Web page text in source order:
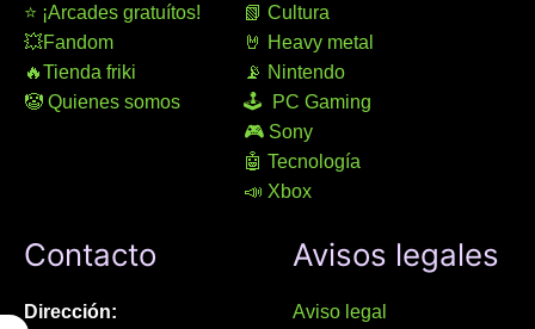
⭐ ¡Arcades gratuítos!
💥Fandom
🔥Tienda friki
🤡 Quienes somos
📗 Cultura
🤘 Heavy metal
📡 Nintendo
🕹 PC Gaming
🎮 Sony
🤖 Tecnología
📣 Xbox
Contacto
Dirección:
Avisos legales
Aviso legal